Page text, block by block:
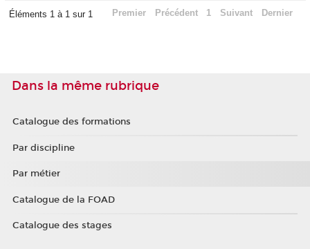
Éléments 1 à 1 sur 1 Premier Précédent 1 Suivant Dernier
Dans la même rubrique
Catalogue des formations
Par discipline
Par métier
Catalogue de la FOAD
Catalogue des stages